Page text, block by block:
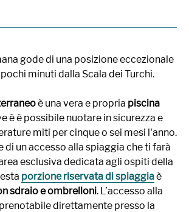
gode di una posizione eccezionale
minuti dalla Scala dei Turchi.
è una vera e propria piscina
è è possibile nuotare in sicurezza e
miti per cinque o sei mesi l'anno.
di un accesso alla spiaggia che ti farà
esclusiva dedicata agli ospiti della
porzione riservata di spiaggiaè
sdraio e ombrelloni. L’accesso alla
direttamente presso la